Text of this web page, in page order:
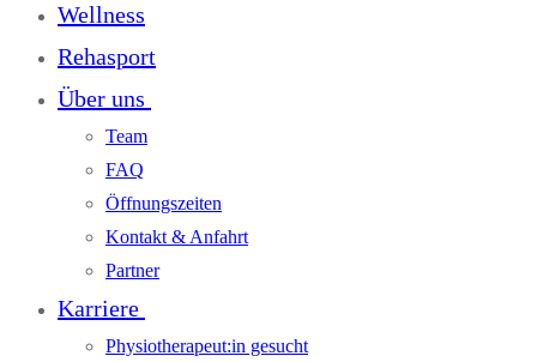
Wellness
Rehasport
Über uns
Team
FAQ
Öffnungszeiten
Kontakt & Anfahrt
Partner
Karriere
Physiotherapeut:in gesucht